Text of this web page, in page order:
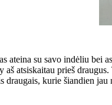
ateina su savo indėliu bei
aš atsiskaitau prieš
draugais, kurie šiandien